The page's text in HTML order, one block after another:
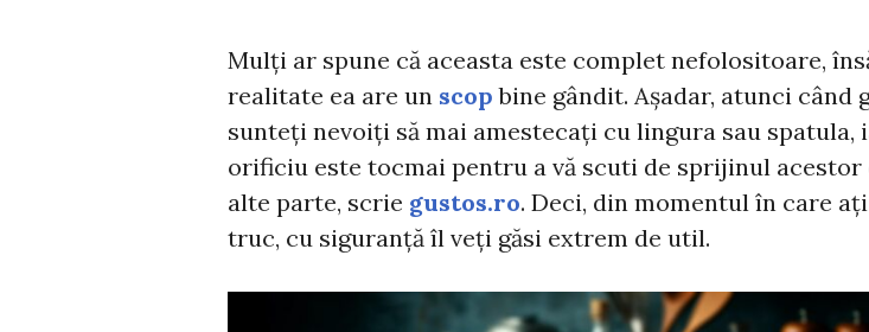
Mulți ar spune că aceasta este complet nefolositoare,
realitate ea are un scop bine gândit. Așadar, atunci când
sunteți nevoiți să mai amestecați cu lingura sau spatula,
orificiu este tocmai pentru a vă scuti de sprijinul acestor
alte parte, scrie gustos.ro. Deci, din momentul în care
truc, cu siguranță îl veți găsi extrem de util.